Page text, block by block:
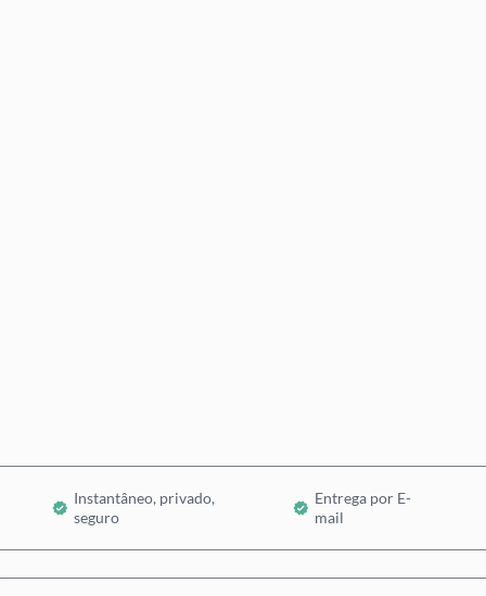
Instantâneo, privado,
seguro
Entrega por E-
mail